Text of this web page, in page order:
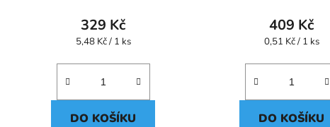
329 Kč
Měrná
5,48 Kč / 1 ks
DO KOŠÍKU
409 Kč
Měrná
0,51 Kč / 1 ks
DO KOŠÍKU